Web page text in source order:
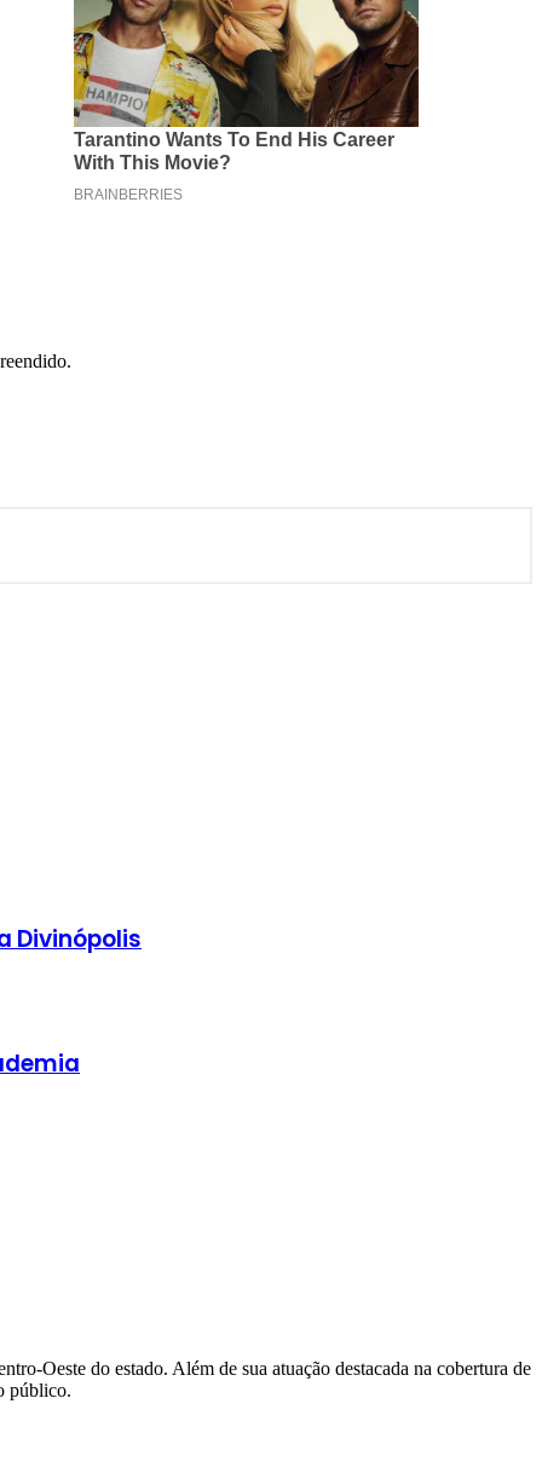
Divinópolis
Oeste do estado. Além de sua atuação destacada na cobertura de
público.